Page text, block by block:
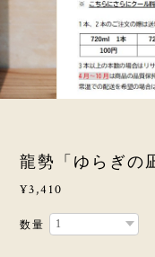
龍勢「ゆらぎ
¥3,410
数量